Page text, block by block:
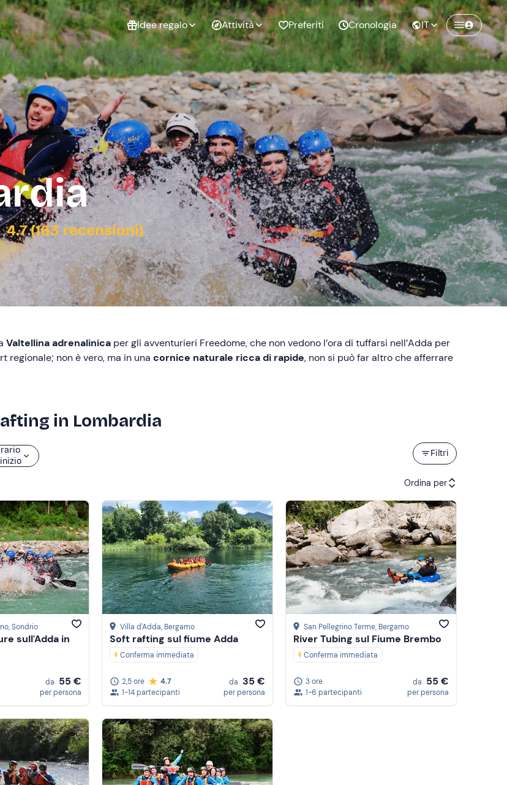
Idee regalo
Non sai cosa
regalare?
Gift Card Freedome
Un regalo digitale che
lascia la libertà di
scegliere esperienze
outdoor in tutta Italia.
Regala una Gift Card
Esperienze da
regalare
Esperienze di
coppia
Compleanno
Laurea
Addio al
celibato
Addio al
nubilato
Attività Preferiti Cronologia IT
4.7 (163 recensioni)
Valtellina adrenalinica per gli avventurieri Freedome, che non vedono l’ora di tuffarsi nell’Adda per
regionale; non è vero, ma in una cornice naturale ricca di rapide, non si può far altro che afferrare
in Lombardia
Filtri
Ordina per
Attività consigliate
Prezzo (crescente)
Prezzo (decrescente)
Recensioni
, Sondrio
sull'Adda in
da 55 €
per persona
Villa d'Adda, Bergamo
Soft rafting sul fiume Adda
Conferma immediata
2,5 ore
4.7
1-14 partecipanti
da 35 €
per persona
San Pellegrino Terme, Bergamo
River Tubing sul Fiume Brembo
Conferma immediata
3 ore
1-6 partecipanti
da 55 €
per persona
Crea un account Freedome
Unisciti a una community di avventurieri
come te e colleziona ricordi indimenticabili!
Continua con l'email